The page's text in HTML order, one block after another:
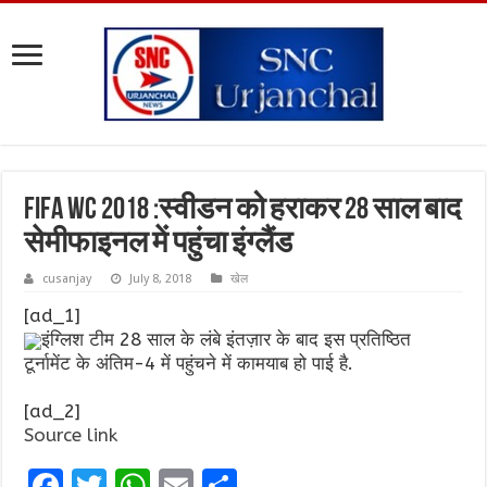
FIFA WC 2018 :स्वीडन को हराकर 28 साल बाद
सेमीफाइनल में पहुंचा इंग्लैंड
cusanjay July 8, 2018 खेल
[ad_1]
इंग्लिश टीम 28 साल के लंबे इंतज़ार के बाद इस प्रतिष्ठित
टूर्नामेंट के अंतिम-4 में पहुंचने में कामयाब हो पाई है.
[ad_2]
Source link